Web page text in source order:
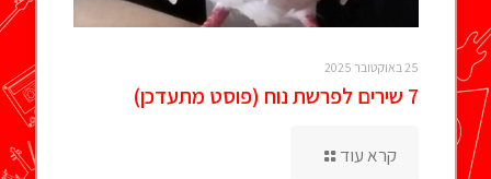
25 באוקטובר 2025
7 שירים לפרשת נוח (פוסט מתעדכן)
קרא עוד